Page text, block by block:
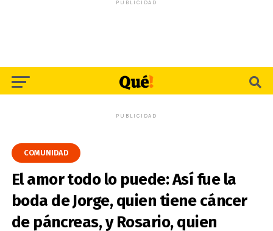
PUBLICIDAD
PUBLICIDAD
COMUNIDAD
El amor todo lo puede: Así fue la
boda de Jorge, quien tiene cáncer
de páncreas, y Rosario, quien